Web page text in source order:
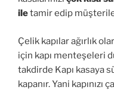
iletamir edip
Çelik kapılar ağırlık
için kapı menteşeleri
takdirde Kapı kasaya
kapanır. Yani kapınızı